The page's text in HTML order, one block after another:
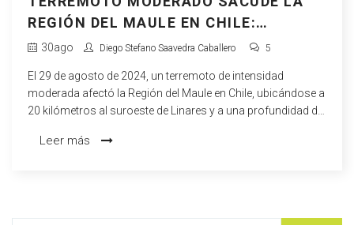
REGIÓN DEL MAULE EN CHILE:
INFORMACIÓN Y REACCIONES
30ago Diego Stefano Saavedra Caballero 5
El 29 de agosto de 2024, un terremoto de intensidad
moderada afectó la Región del Maule en Chile, ubicándose a
20 kilómetros al suroeste de Linares y a una profundidad de
víctimas inmediatas, las autoridades locales han evaluado
Leer más